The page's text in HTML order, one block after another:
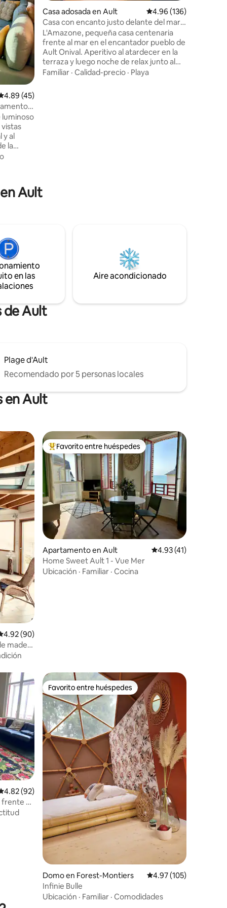
promedio: 4.89 de 5, 45 reseñas
4.89 (45)
y al
la
pareja
y
Casa adosada en Ault Calificación promedio:
4.96 (136)
Casa con encanto justo delante del mar
con terraza
L'Amazone, pequeña casa centenaria
frente al mar en el encantador pueblo de
Ault Onival. Aperitivo al atardecer en la
terraza y luego noche de relax junto al
fuego. Podrá ver las focas, el rayo verde
Familiar · Calidad-precio · Playa
Ault
en las
Aire acondicionado
de Ault
Plage d'Ault
Recomendado por 5 personas locales
en Ault
promedio: 4.92 de 5, 90 reseñas
4.92 (90)
madera
Favorito entre huéspedes preferido
Favorito entre huéspedes
Apartamento en Ault Calificación
4.93 (41)
Home Sweet Ault 1 - Vue Mer
Ubicación · Familiar · Cocina
promedio: 4.82 de 5, 92 reseñas
4.82 (92)
frente al
Favorito entre huéspedes
Favorito entre huéspedes
Domo en Forest-Montiers Calificación promedio:
4.97 (105)
Infinie Bulle
Ubicación · Familiar · Comodidades